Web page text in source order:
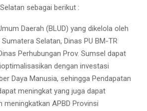
sebagai berikut :
Daerah (BLUD) yang dikelola oleh
Selatan, Dinas PU BM-TR
Perhubungan Prov. Sumsel dapat
dengan investasi
Daya Manusia, sehingga Pendapatan
meningkat yang juga dapat
meningkatkan APBD Provinsi